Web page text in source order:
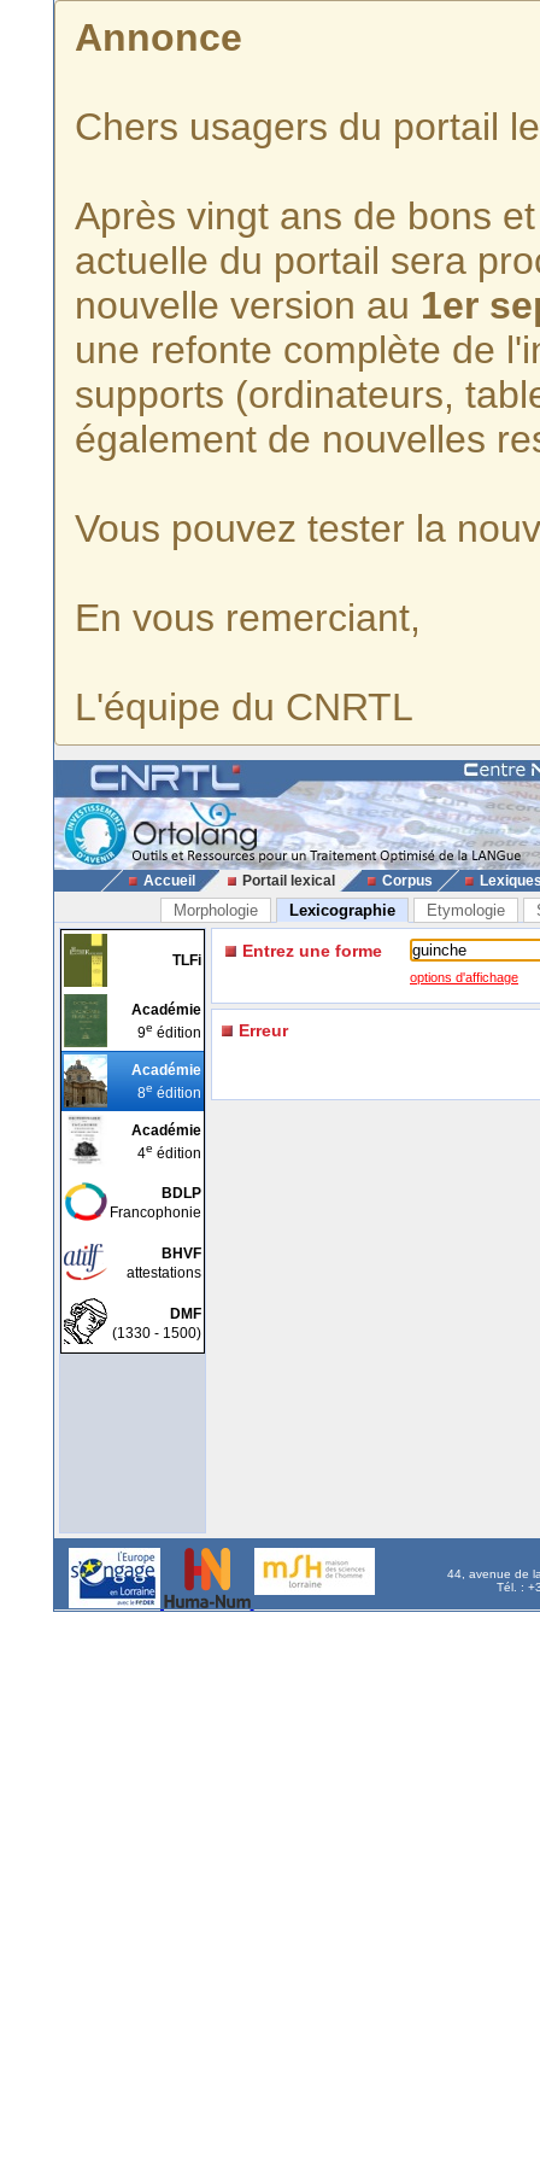
Annonce
Chers usagers du portail
Après vingt ans de bons
actuelle du portail sera
nouvelle version au 1er
une refonte complète de
supports (ordinateurs,
également de nouvelles
Vous pouvez tester la
En vous remerciant,
L'équipe du CNRTL
Accueil Portail lexical Corpus
Morphologie Lexicographie Etymologie
TLFi
Académie
9e édition
Académie
8e édition
Académie
4e édition
BDLP
Francophonie
BHVF
attestations
DMF
(1330 - 1500)
Entrez une forme
options d'affichage
Erreur
44, avenue de
Tél. :